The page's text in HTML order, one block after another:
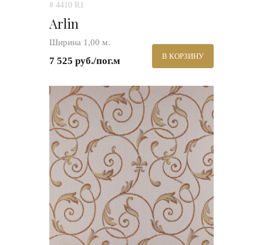
# 4410 R1
Arlin
Ширина 1,00 м.
7 525 руб./пог.м В КОРЗИНУ